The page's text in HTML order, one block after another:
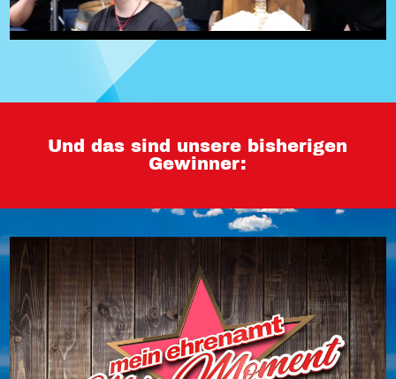
Und das sind unsere bisherigen
Gewinner: